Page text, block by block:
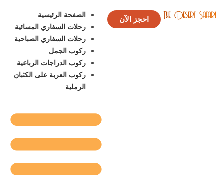
احجز الآن
الصفحة الرئيسية
رحلات السفاري المسائية
رحلات السفاري الصباحية
ركوب الجمل
ركوب الدراجات الرباعية
ركوب العربة على الكثبان
الرملية